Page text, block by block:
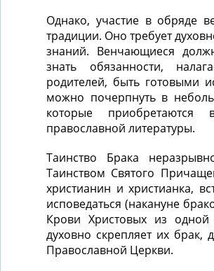
Однако, участие в обряде
традиции. Оно требует
знаний. Венчающиеся
знать обязанности,
родителей, быть готовыми
можно почерпнуть в
которые
православной литературы.
Таинство Брака
Таинством Святого
христианин и христианка,
исповедаться (накануне
Крови Христовых из
духовно скрепляет их
Православной Церкви.